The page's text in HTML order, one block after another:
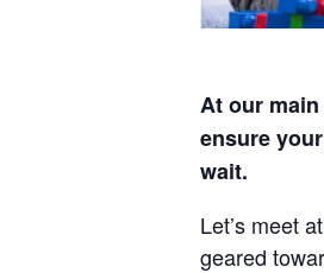
At our
ensure
wait.
Let’s meet
geared